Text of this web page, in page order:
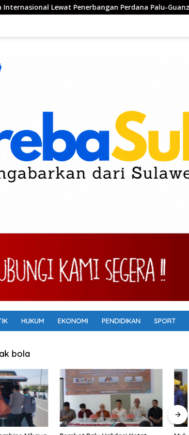
Lewat Penerbangan Perdana Palu-Guanzhou
HUKUM EKONOMI PENDIDIKAN SPORT
bola